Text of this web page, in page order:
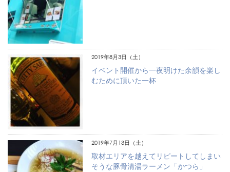
2019年8月3日（土）
イベント開催から一夜明けた余韻を楽し
むために頂いた一杯
2019年7月13日（土）
取材エリアを越えてリピートしてしまい
そうな豚骨清湯ラーメン「かつら」